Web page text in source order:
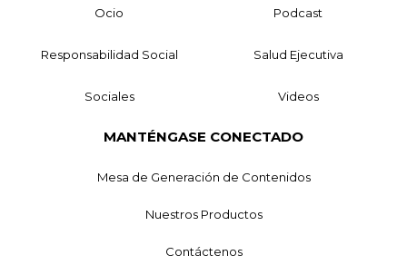
Ocio Podcast
Responsabilidad Social Salud Ejecutiva
Sociales Videos
MANTÉNGASE CONECTADO
Mesa de Generación de Contenidos
Nuestros Productos
Contáctenos